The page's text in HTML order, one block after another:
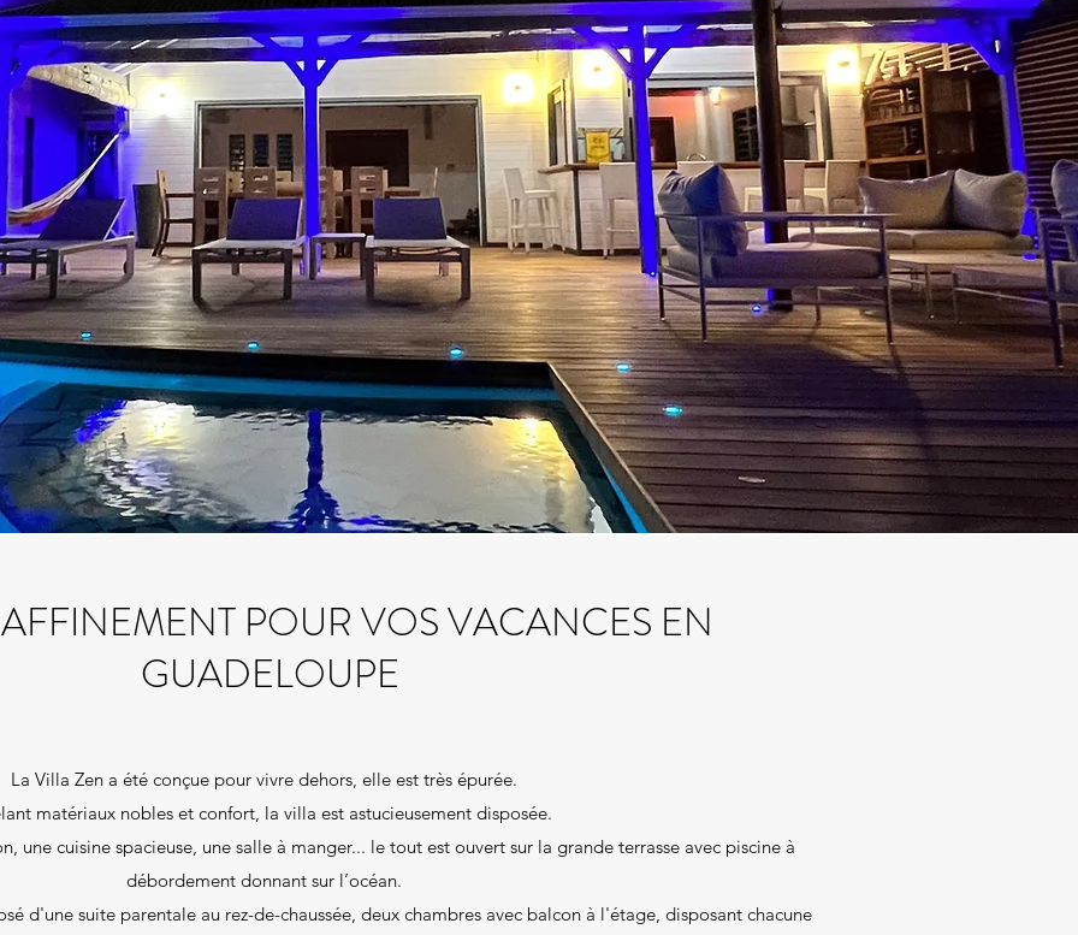
POUR VOS VACANCES EN
GUADELOUPE
La Villa Zen a été conçue pour vivre dehors, elle est très épurée.
matériaux nobles et confort, la villa est astucieusement disposée.
une cuisine spacieuse, une salle à manger... le tout est ouvert sur la grande terrasse avec piscine à
débordement donnant sur l’océan.
d'une suite parentale au rez-de-chaussée, deux chambres avec balcon à l'étage, disposant chacune